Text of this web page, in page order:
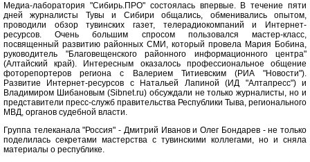
Медиа-лаборатория "Сибирь.ПРО" состоялась впервые. В течение пяти
дней журналисты Тувы и Сибири общались, обменивались опытом,
проводили обзор тувинских газет, телерадиокомпаний и Интернет-
ресурсов. Очень большим спросом пользовался мастер-класс,
посвященный развитию районных СМИ, который провела Мария Бобина,
руководитель "Благовещенского районного информационного центра"
(Алтайский край). Интересным оказалось профессиональное общение
фоторепортеров региона с Валерием Титиевским (РИА "Новости").
Развитие Интернет-ресурсов с Натальей Лапиной (ИД "Алтапресс") и
Владимиром Шибановым (Sibnet.ru) обсуждали не только журналисты, но и
представители пресс-служб правительства Республики Тыва, регионального
МВД, органов судебной власти.
Группа телеканала "Россия" - Дмитрий Иванов и Олег Бондарев - не только
поделилась секретами мастерства с тувинскими коллегами, но и сняла
материалы о республике.